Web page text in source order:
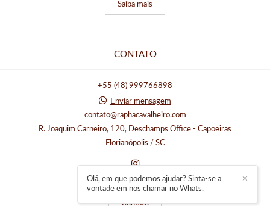
Saiba mais
CONTATO
+55 (48) 999766898
Enviar mensagem
contato@raphacavalheiro.com
R. Joaquim Carneiro, 120, Deschamps Office - Capoeiras
Florianópolis / SC
Contato
✕
Olá, em que podemos ajudar? Sinta-se a
vontade em nos chamar no Whats.